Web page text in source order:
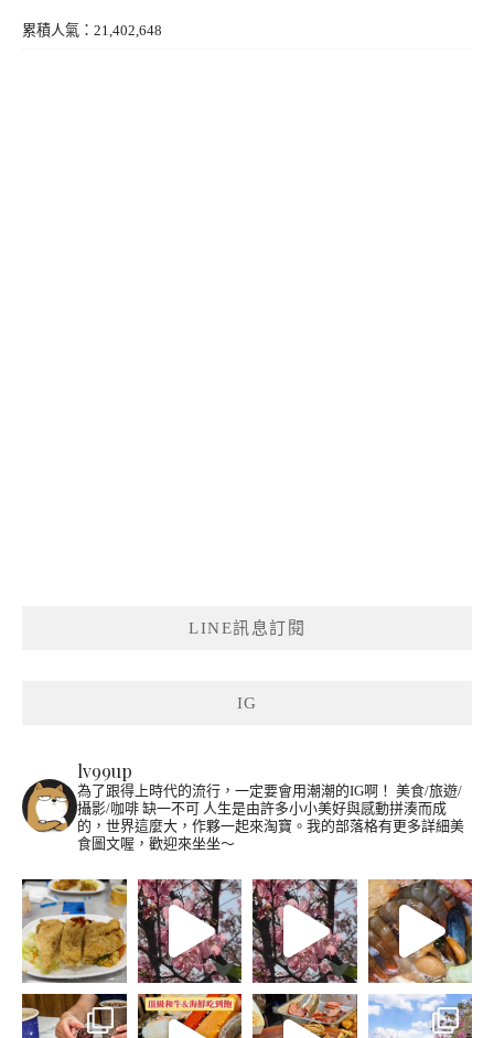
累積人氣：21,402,648
LINE訊息訂閱
IG
lv99up
為了跟得上時代的流行，一定要會用潮潮的IG啊！ 美食/旅遊/
攝影/咖啡 缺一不可 人生是由許多小小美好與感動拼湊而成
的，世界這麼大，作夥一起來淘寶。我的部落格有更多詳細美
食圖文喔，歡迎來坐坐～